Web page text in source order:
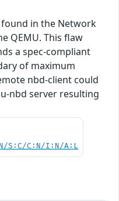
in the Network
QEMU. This flaw
a spec-compliant
of maximum
nbd-client could
nbd server resulting
S:C/C:N/I:N/A:L